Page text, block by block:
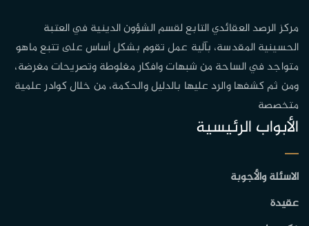
مركز الرصد العقائدي التابع لقسم الشؤون الدينية في العتبة
الحسينية المقدسة، بآلية عمل تقوم بشكل أساس على تتبع ماهو
متواجد في الساحة من شبهات وافكار مغلوطة وتصريحات مغرضة،
ومن ثم كشفها والرد عليها بالدليل والحكمة، من خلال كوادر علمية
متخصصة
الأبواب الرئيسية
الاسئلة والأجوبة
عقيدة